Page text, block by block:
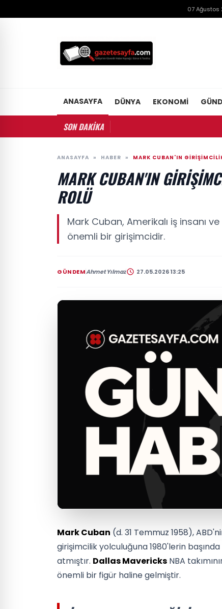
07 Ağustos
ANASAYFA DÜNYA EKONOMI
SON DAKİKA
ANASAYFA » HABER » MARK CUBAN'IN
MARK CUBAN'IN
ROLÜ
Mark Cuban, Amerikalı iş insanı
önemli bir girişimcidir.
GÜNDEMAhmet Yılmaz 27.05.2026 13:25
Mark Cuban (d. 31 Temmuz 1958),
girişimcilik yolculuğuna 1980'lerin
atmıştır. Dallas Mavericks NBA
önemli bir figür haline gelmiştir.